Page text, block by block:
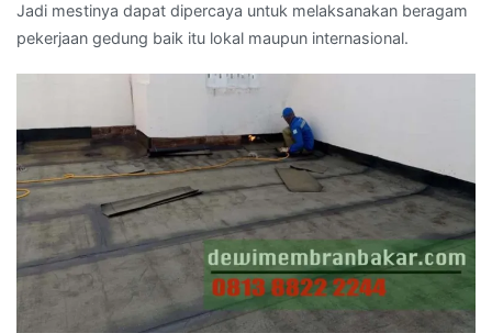
Jadi mestinya dapat dipercaya untuk melaksanakan beragam
pekerjaan gedung baik itu lokal maupun internasional.